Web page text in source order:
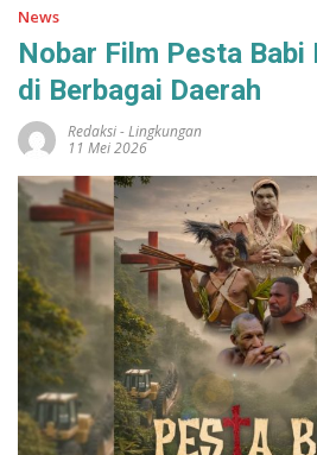
News
Nobar Film Pesta
di Berbagai Daerah
Redaksi-Lingkungan
11 Mei 2026